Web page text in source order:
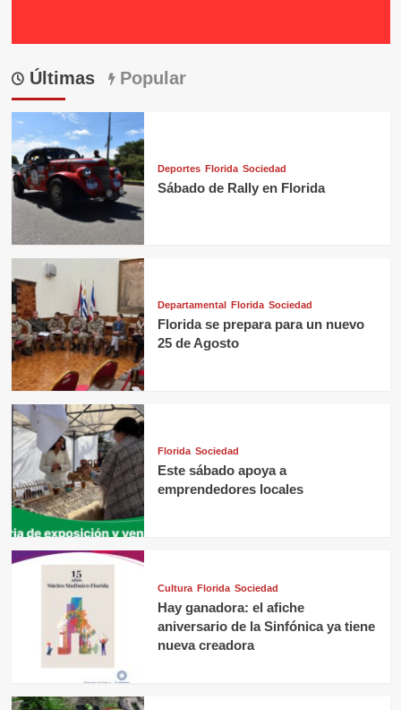
Últimas Popular
Deportes Florida Sociedad
Sábado de Rally en Florida
Departamental Florida Sociedad
Florida se prepara para un nuevo
25 de Agosto
Florida Sociedad
Este sábado apoya a
emprendedores locales
Cultura Florida Sociedad
Hay ganadora: el afiche
aniversario de la Sinfónica ya tiene
nueva creadora